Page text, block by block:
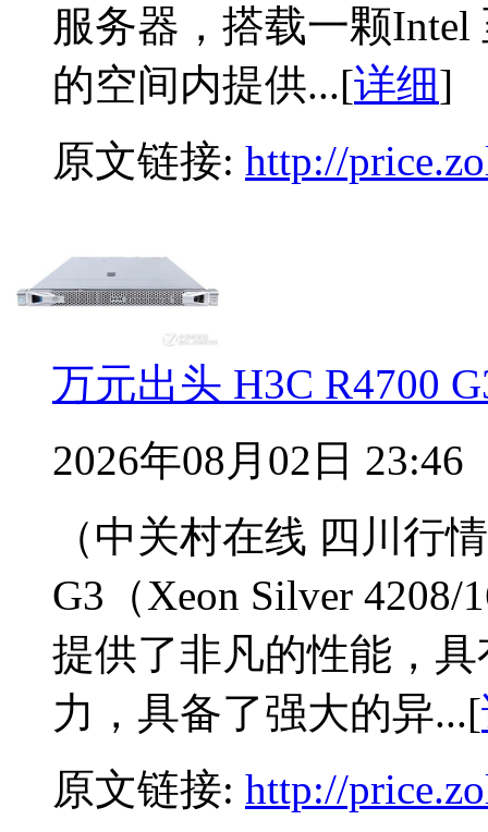
服务器，搭载一颗
的空间内提供...[详细]
原文链接: http://
万元出头 H3C R4700
2026年08月02日 23:46
（中关村在线 四川行
G3（Xeon Silver
提供了非凡的性能，
力，具备了强大的异...[
原文链接: http://